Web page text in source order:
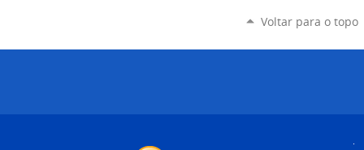
Voltar para o topo